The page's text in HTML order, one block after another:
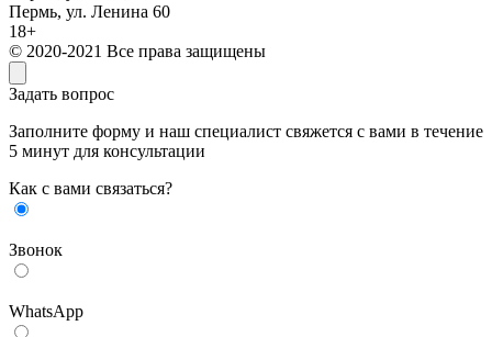
Пермь, ул. Ленина 60
18+
© 2020-2021 Все права защищены
Задать вопрос
Заполните форму и наш специалист свяжется с вами в течение
5 минут для консультации
Как с вами связаться?
Звонок
WhatsApp